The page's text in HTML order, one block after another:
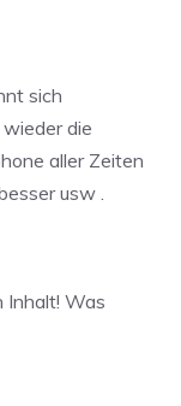
sich
die
aller Zeiten
usw .
Inhalt! Was